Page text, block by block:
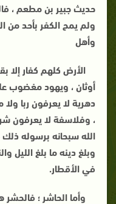
حديث جبير بن مطعم ،
ولم يمح الكفر بأحد من
وأهل
الأرض كلهم كفار إلا
أوثان ، ويهود مغضوب
دهرية لا يعرفون ربا ولا
، وفلاسفة لا يعرفون
الله سبحانه برسوله
وبلغ دينه ما بلغ
في الأقطار.
وأما الحاشر ؛